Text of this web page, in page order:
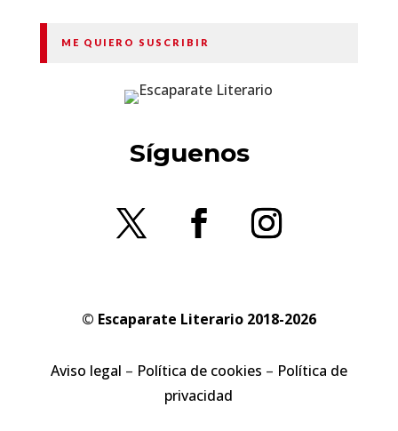
ME QUIERO SUSCRIBIR
Síguenos
© Escaparate Literario 2018-2026
Aviso legal – Política de cookies – Política de
privacidad